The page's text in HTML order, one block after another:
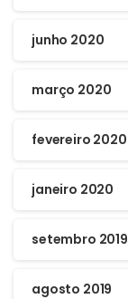
junho 2020
março 2020
fevereiro 2020
janeiro 2020
setembro 2019
agosto 2019